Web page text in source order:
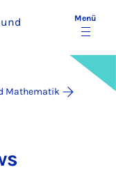
Menü
Mathematik